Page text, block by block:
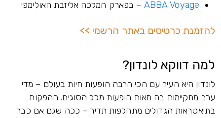
ABBA Voyage – בפארק המלכה אליזבת האולימפי
להזמנת כרטיסים באתר הרשמי >>
למה דווקא לונדון?
לונדון היא העיר עם הכי הרבה הופעות חיות בעולם – מדי
ערב מתקיימות בה מאות הופעות מכל הסוגים. ההפקות
בתיאטראות הגדולים מתחלפות תדיר – ככה שגם אם כבר